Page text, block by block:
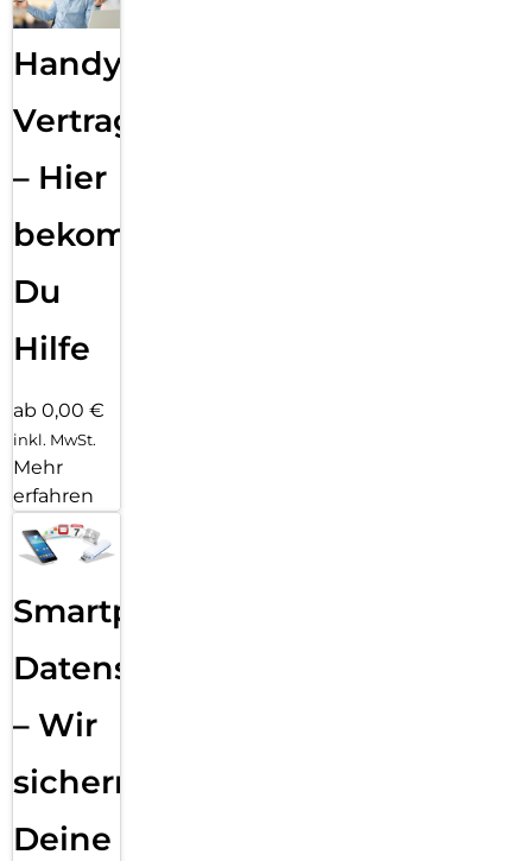
Handy
Vertragsabwicklung
– Hier
bekommst
Du
Hilfe
ab 0,00 €
inkl. MwSt.
Mehr
erfahren
Smartphone
Datensicherung
– Wir
sichern
Deine